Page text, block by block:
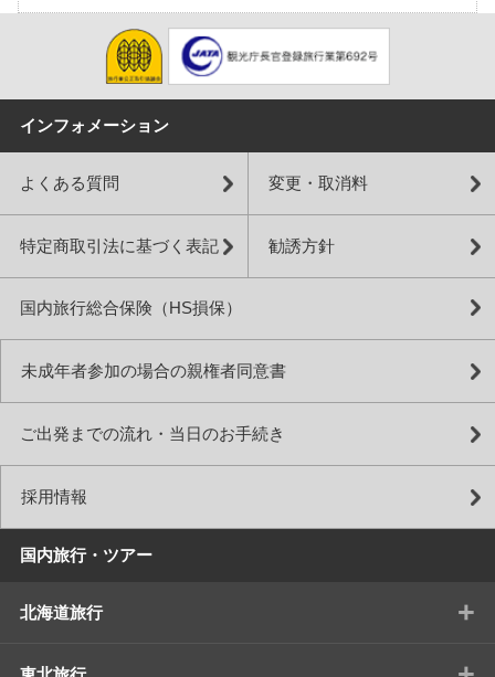
インフォメーション
よくある質問 変更・取消料
特定商取引法に基づく表記 勧誘方針
国内旅行総合保険（HS損保）
未成年者参加の場合の親権者同意書
ご出発までの流れ・当日のお手続き
採用情報
国内旅行・ツアー
北海道旅行 +